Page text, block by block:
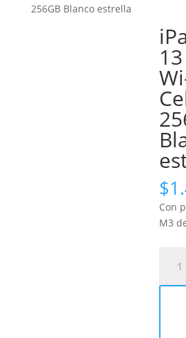
256GB Blanco estrella
$
Con
M3
de